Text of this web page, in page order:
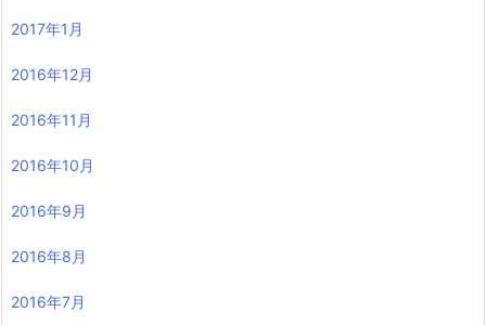
2017年1月
2016年12月
2016年11月
2016年10月
2016年9月
2016年8月
2016年7月